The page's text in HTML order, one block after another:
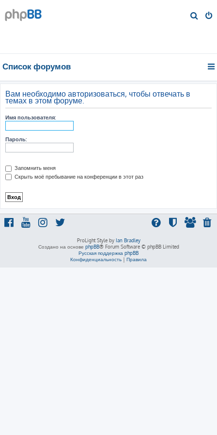
Список форумов
Вам необходимо авторизоваться, чтобы отвечать в
темах в этом форуме.
Имя пользователя:
Пароль:
Запомнить меня
Скрыть моё пребывание на конференции в этот раз
ProLight Style by Ian Bradley
Создано на основе phpBB® Forum Software © phpBB Limited
Русская поддержка phpBB
Конфиденциальность | Правила